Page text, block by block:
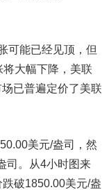
能已经见顶，但
大幅下降，美联
已普遍定价了美联
美元/盎司，然
司。从4小时图来
破1850.00美元/盎